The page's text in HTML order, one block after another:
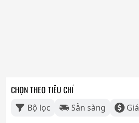
CHỌN THEO TIÊU CHÍ
Bộ lọc Sẵn sàng Giá